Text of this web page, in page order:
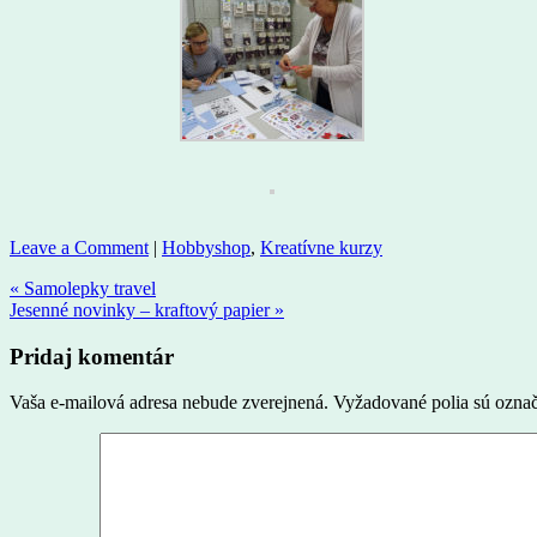
Leave a Comment | Hobbyshop, Kreatívne kurzy
« Samolepky travel
Jesenné novinky – kraftový papier »
Pridaj komentár
Vaša e-mailová adresa nebude zverejnená. Vyžadované polia sú